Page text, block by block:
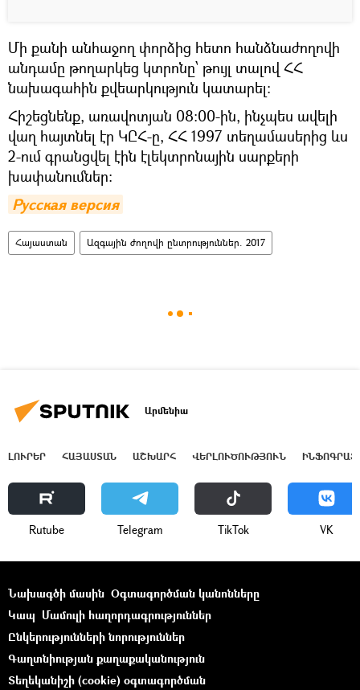
Մի քանի անհաջող փորձից հետո հանձնաժողովի
անդամը թողարկեց կտրոնը՝ թույլ տալով ՀՀ
նախագահին քվեարկություն կատարել:
Հիշեցնենք, առավոտյան 08:00-ին, ինչպես ավելի
վաղ հայտնել էր ԿԸՀ-ը, ՀՀ 1997 տեղամասերից ևս
2-ում գրանցվել էին էլեկտրոնային սարքերի
խափանումներ:
Русская версия
Հայաստան Ազգային ժողովի ընտրություններ. 2017
Արմենիա
ԼՈՒՐԵՐ ՀԱՅԱՍՏԱՆ ԱՇԽԱՐՀ ՎԵՐԼՈՒԾՈՒԹՅՈՒՆ
Rutube Telegram ТikТоk VK
Նախագծի մասին Օգտագործման կանոնները
Կապ Մամուլի հաղորդագրություններ
Ընկերությունների նորություններ
Գաղտնիության քաղաքականություն
Տեղեկանիշի (cookie) օգտագործման